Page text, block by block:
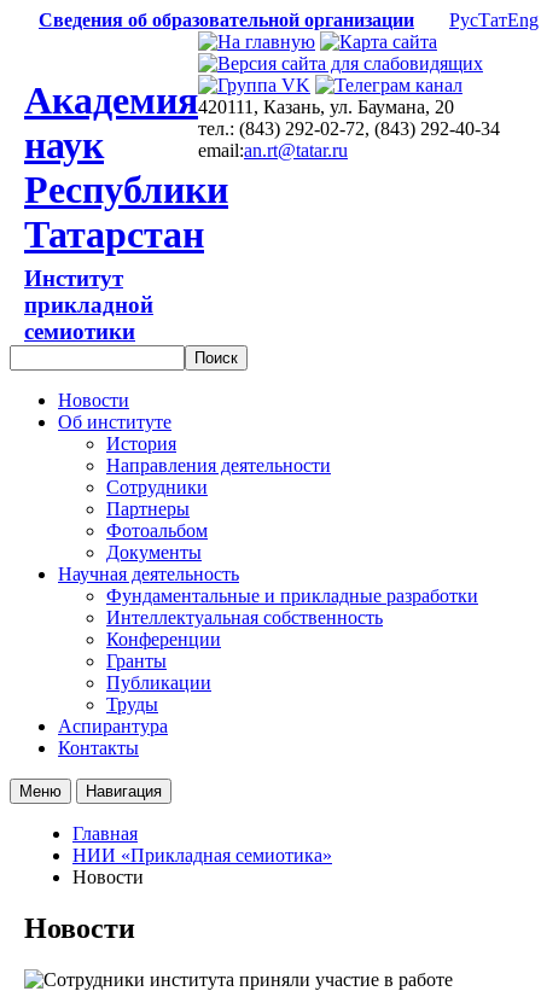
Сведения об образовательной организации РусТатEng
Академия
наук
Республики
Татарстан
Институт
прикладной
семиотики
420111, Казань, ул. Баумана, 20
тел.: (843) 292-02-72, (843) 292-40-34
email:an.rt@tatar.ru
Новости
Об институте
История
Направления деятельности
Сотрудники
Партнеры
Фотоальбом
Документы
Научная деятельность
Фундаментальные и прикладные разработки
Интеллектуальная собственность
Конференции
Гранты
Публикации
Труды
Аспирантура
Контакты
Меню Навигация
Главная
НИИ «Прикладная семиотика»
Новости
Новости